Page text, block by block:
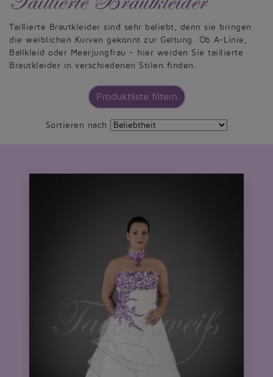
Taillierte Brautkleider sind sehr beliebt, denn sie bringen
die weiblichen Kurven gekonnt zur Geltung. Ob A-Linie,
Ballkleid oder Meerjungfrau - hier werden Sie taillierte
Brautkleider in verschiedenen Stilen finden.
Produktliste filtern
Sortieren nach